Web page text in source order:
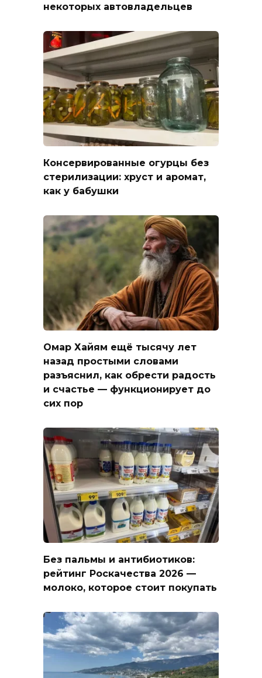
некоторых автовладельцев
Консервированные огурцы без
стерилизации: хруст и аромат,
как у бабушки
Омар Хайям ещё тысячу лет
назад простыми словами
разъяснил, как обрести радость
и счастье — функционирует до
сих пор
Без пальмы и антибиотиков:
рейтинг Роскачества 2026 —
молоко, которое стоит покупать